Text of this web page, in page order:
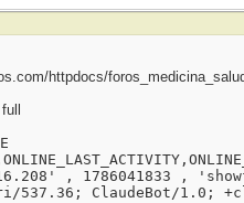
httpdocs/
, 1786041833 ,
537.36; ClaudeBot/